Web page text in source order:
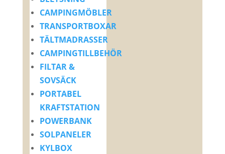
CAMPINGMÖBLER
TRANSPORTBOXAR
TÄLTMADRASSER
CAMPINGTILLBEHÖR
FILTAR &
SOVSÄCK
PORTABEL
KRAFTSTATION
POWERBANK
SOLPANELER
KYLBOX